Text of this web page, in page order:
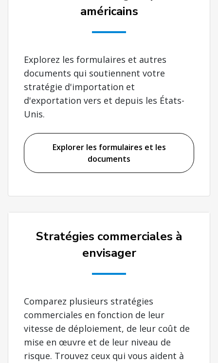
américains
Explorez les formulaires et autres
documents qui soutiennent votre
stratégie d'importation et
d'exportation vers et depuis les États-
Unis.
Explorer les formulaires et les
documents
Stratégies commerciales à
envisager
Comparez plusieurs stratégies
commerciales en fonction de leur
vitesse de déploiement, de leur coût de
mise en œuvre et de leur niveau de
risque. Trouvez ceux qui vous aident à